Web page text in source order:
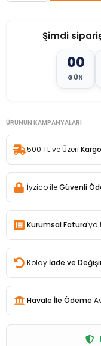
Şimdi
00
GÜN
ÜRÜNÜN KAMPANYALARI
500 TL ve Üzeri
İyzico ileGüvenli
Kurumsal Fatura'ya
Kolay İade ve
Havale İle Ödeme